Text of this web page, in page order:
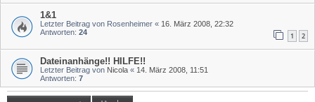
1&1
Letzter Beitrag von Rosenheimer « 16. März 2008, 22:32
Antworten: 24 1 2
Dateinanhänge!! HILFE!!
Letzter Beitrag von Nicola « 14. März 2008, 11:51
Antworten: 7